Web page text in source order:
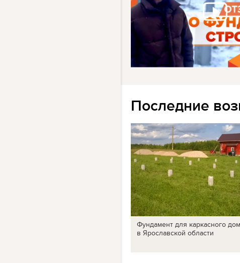
Последние
Фундамент для каркасного
в Ярославской области